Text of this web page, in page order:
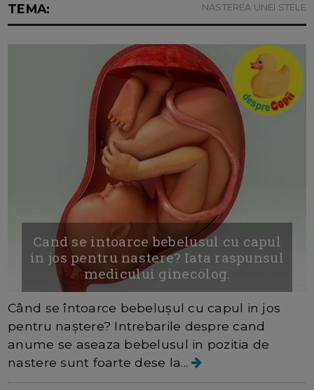
TEMA: NASTEREA UNEI STELE
Cand se intoarce bebelusul cu capul
in jos pentru nastere? Iata raspunsul
medicului ginecolog.
Când se întoarce bebelușul cu capul in jos
pentru naștere? Intrebarile despre cand
anume se aseaza bebelusul in pozitia de
nastere sunt foarte dese la...